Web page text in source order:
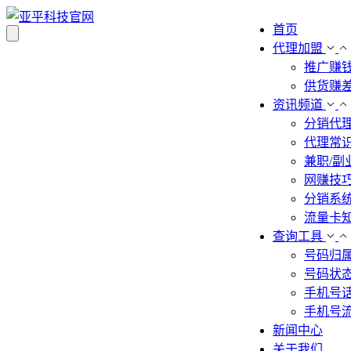
首页
代理加盟
推广赚
供货赚
资讯频道
分销代
代理常
兼职/副
网赚技
分销系
流量卡
查询工具
号码归
号码状
手机号
手机号
新闻中心